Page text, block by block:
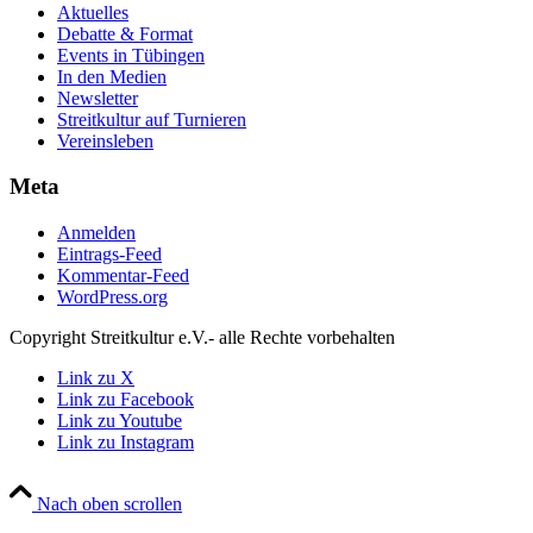
Aktuelles
Debatte & Format
Events in Tübingen
In den Medien
Newsletter
Streitkultur auf Turnieren
Vereinsleben
Meta
Anmelden
Eintrags-Feed
Kommentar-Feed
WordPress.org
Copyright Streitkultur e.V.- alle Rechte vorbehalten
Link zu X
Link zu Facebook
Link zu Youtube
Link zu Instagram
Nach oben scrollen